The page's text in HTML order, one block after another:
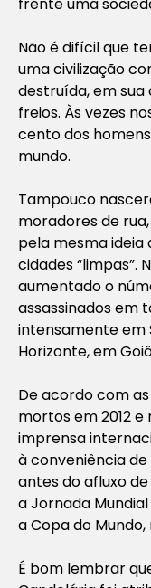
Não é difícil que
uma civilização
destruída, em
freios. Às vezes
cento dos
mundo.
Tampouco
moradores de
pela mesma ideia
cidades “limpas”.
aumentado o
assassinados em
intensamente em
Horizonte, em
De acordo com
mortos em 2012
imprensa
à conveniência de
antes do afluxo
a Jornada
a Copa do
É bom lembrar